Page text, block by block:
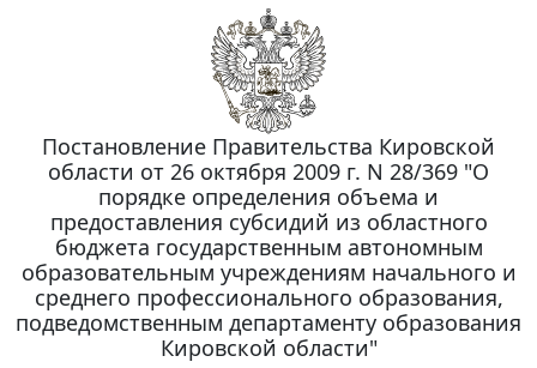
Постановление Правительства Кировской
области от 26 октября 2009 г. N 28/369 "О
порядке определения объема и
предоставления субсидий из областного
бюджета государственным автономным
образовательным учреждениям начального и
среднего профессионального образования,
подведомственным департаменту образования
Кировской области"